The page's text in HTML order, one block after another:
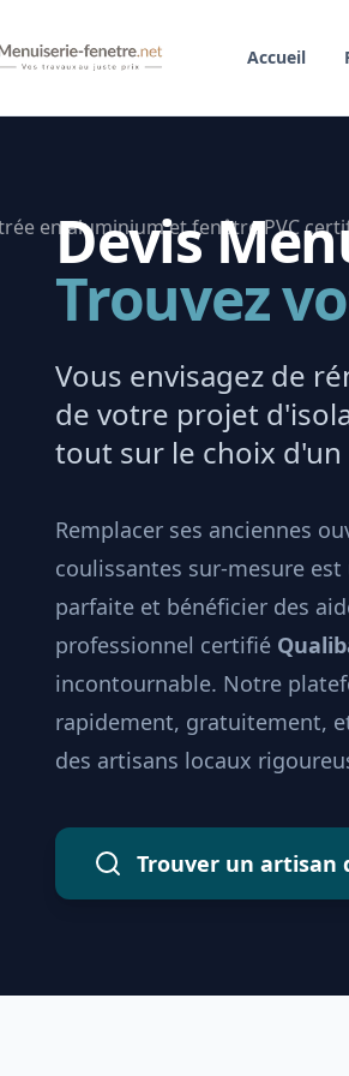
Accueil
Devis
Trouvez
Vous envisagez de
de votre projet
tout sur le choix
Remplacer ses anciennes
coulissantes sur-mesure
parfaite et bénéficier des
professionnel certifié
incontournable. Notre
rapidement, gratuitement,
des artisans locaux
Trouver un artisan